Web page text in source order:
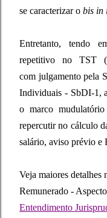
se caracterizar o bis in
Entretanto, tendo
repetitivo
no TST
com julgamento pela
Individuais - SbDI-1,
o marco
repercutir no cálculo
salário, aviso prévio e
Veja maiores detalhes
Remunerado -
Entendimento